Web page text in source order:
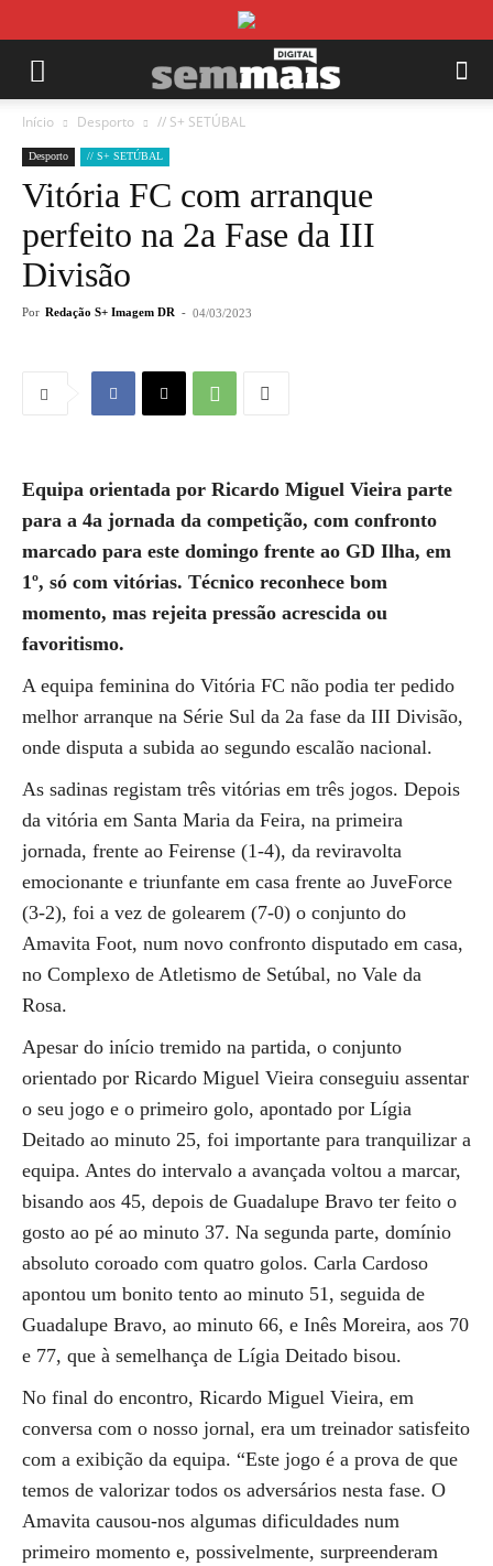
Início Desporto // S+ SETÚBAL
Desporto // S+ SETÚBAL
Vitória FC com arranque
perfeito na 2a Fase da III
Divisão
Por Redação S+ Imagem DR - 04/03/2023
Equipa orientada por Ricardo Miguel Vieira parte
para a 4a jornada da competição, com confronto
marcado para este domingo frente ao GD Ilha, em
1º, só com vitórias. Técnico reconhece bom
momento, mas rejeita pressão acrescida ou
favoritismo.
A equipa feminina do Vitória FC não podia ter pedido
melhor arranque na Série Sul da 2a fase da III Divisão,
onde disputa a subida ao segundo escalão nacional.
As sadinas registam três vitórias em três jogos. Depois
da vitória em Santa Maria da Feira, na primeira
jornada, frente ao Feirense (1-4), da reviravolta
emocionante e triunfante em casa frente ao JuveForce
(3-2), foi a vez de golearem (7-0) o conjunto do
Amavita Foot, num novo confronto disputado em casa,
no Complexo de Atletismo de Setúbal, no Vale da
Rosa.
Apesar do início tremido na partida, o conjunto
orientado por Ricardo Miguel Vieira conseguiu assentar
o seu jogo e o primeiro golo, apontado por Lígia
Deitado ao minuto 25, foi importante para tranquilizar a
equipa. Antes do intervalo a avançada voltou a marcar,
bisando aos 45, depois de Guadalupe Bravo ter feito o
gosto ao pé ao minuto 37. Na segunda parte, domínio
absoluto coroado com quatro golos. Carla Cardoso
apontou um bonito tento ao minuto 51, seguida de
Guadalupe Bravo, ao minuto 66, e Inês Moreira, aos 70
e 77, que à semelhança de Lígia Deitado bisou.
No final do encontro, Ricardo Miguel Vieira, em
conversa com o nosso jornal, era um treinador satisfeito
com a exibição da equipa. “Este jogo é a prova de que
temos de valorizar todos os adversários nesta fase. O
Amavita causou-nos algumas dificuldades num
primeiro momento e, possivelmente, surpreenderam